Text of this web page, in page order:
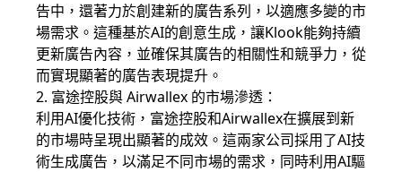
告中，還著力於創建新的廣告系列，以適應多變的市
場需求。這種基於AI的創意生成，讓Klook能夠持續
更新廣告內容，並確保其廣告的相關性和競爭力，從
而實現顯著的廣告表現提升。
2. 富途控股與 Airwallex 的市場滲透：
利用AI優化技術，富途控股和Airwallex在擴展到新
的市場時呈現出顯著的成效。這兩家公司採用了AI技
術生成廣告，以滿足不同市場的需求，同時利用AI驅